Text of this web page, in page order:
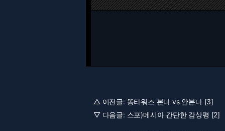
△ 이전글: 똥타워즈 본다 vs 안본다 [3]
▽ 다음글: 스포)메시아 간단한 감상평 [2]